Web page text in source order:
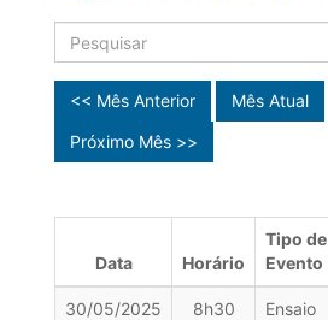
<< Mês Anterior
Mês Atual
Próximo Mês >>
Data Horário
Tipo de
Evento
30/05/2025
8h30
Ensaio